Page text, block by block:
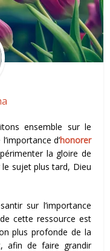
ensemble sur le
d’honorer
la gloire de
sujet plus tard, Dieu
sur l’importance
cette ressource est
plus profonde de la
afin de faire grandir